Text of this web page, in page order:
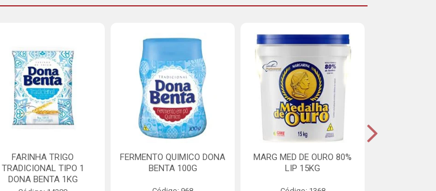
FARINHA TRIGO
TRADICIONAL TIPO 1
DONA BENTA 1KG
FERMENTO QUIMICO DONA
BENTA 100G
MARG MED DE OURO 80%
LIP 15KG